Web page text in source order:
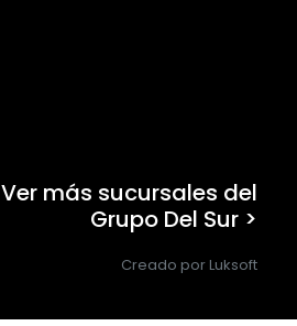
Ver más sucursales del
Grupo Del Sur >
Creado por Luksoft